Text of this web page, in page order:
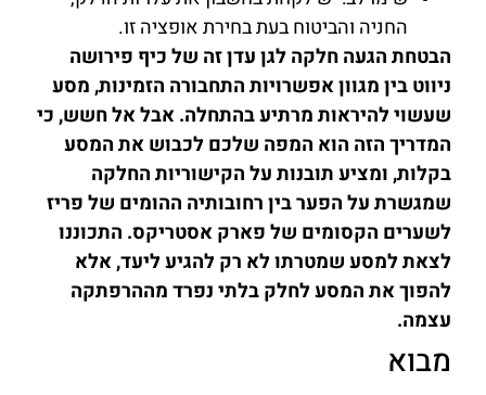
החניה והביטוח בעת בחירת אופציה זו.
הבטחת הגעה חלקה לגן עדן זה של כיף פירושה
ניווט בין מגוון אפשרויות התחבורה הזמינות, מסע
שעשוי להיראות מרתיע בהתחלה. אבל אל חשש, כי
המדריך הזה הוא המפה שלכם לכבוש את המסע
בקלות, ומציע תובנות על הקישוריות החלקה
שמגשרת על הפער בין רחובותיה ההומים של פריז
לשערים הקסומים של פארק אסטריקס. התכוננו
לצאת למסע שמטרתו לא רק להגיע ליעד, אלא
להפוך את המסע לחלק בלתי נפרד מההרפתקה
עצמה.
מבוא